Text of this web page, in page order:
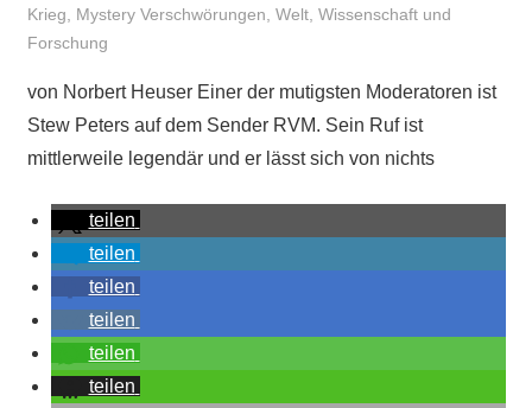
Krieg, Mystery Verschwörungen, Welt, Wissenschaft und
Forschung
von Norbert Heuser Einer der mutigsten Moderatoren ist
Stew Peters auf dem Sender RVM. Sein Ruf ist
mittlerweile legendär und er lässt sich von nichts
teilen
teilen
teilen
teilen
teilen
teilen